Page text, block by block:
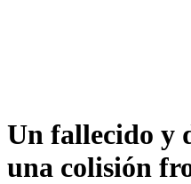
Un fallecido y
una colisión